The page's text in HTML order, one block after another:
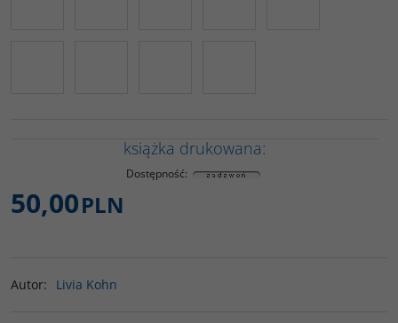
książka drukowana:
Dostępność:
50,00PLN
Autor: Livia Kohn